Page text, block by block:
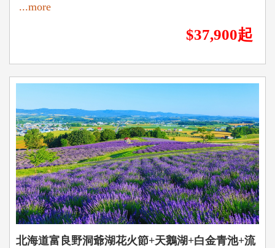
...more
$37,900起
北海道富良野洞爺湖花火節+天鵝湖+白金青池+流